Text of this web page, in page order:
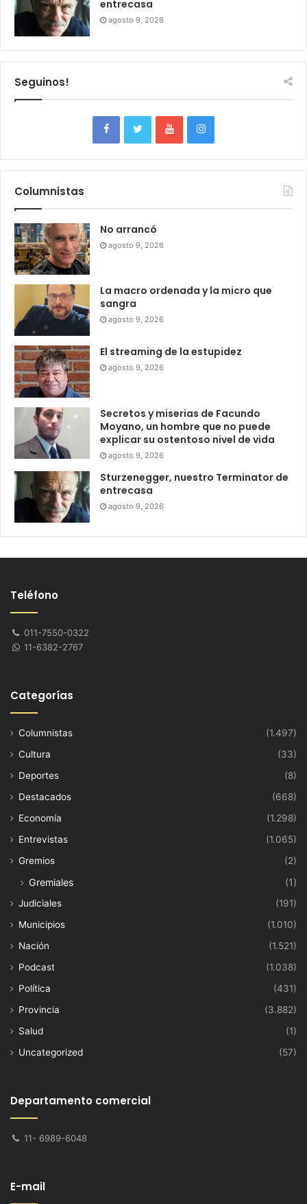
entrecasa
agosto 9, 2026
Seguinos!
Columnistas
No arrancó
agosto 9, 2026
La macro ordenada y la micro que
sangra
agosto 9, 2026
El streaming de la estupidez
agosto 9, 2026
Secretos y miserias de Facundo
Moyano, un hombre que no puede
explicar su ostentoso nivel de vida
agosto 9, 2026
Sturzenegger, nuestro Terminator de
entrecasa
agosto 9, 2026
Teléfono
011-7550-0322
11-6382-2767
Categorías
Columnistas
(1.497)
Cultura
(33)
Deportes
(8)
Destacados
(668)
Economía
(1.298)
Entrevistas
(1.065)
Gremios
(2)
Gremiales (1)
Judiciales
(191)
Municipios
(1.010)
Nación
(1.521)
Podcast
(1.038)
Política
(431)
Provincia
(3.882)
Salud
(1)
Uncategorized
(57)
Departamento comercial
11- 6989-6048
E-mail